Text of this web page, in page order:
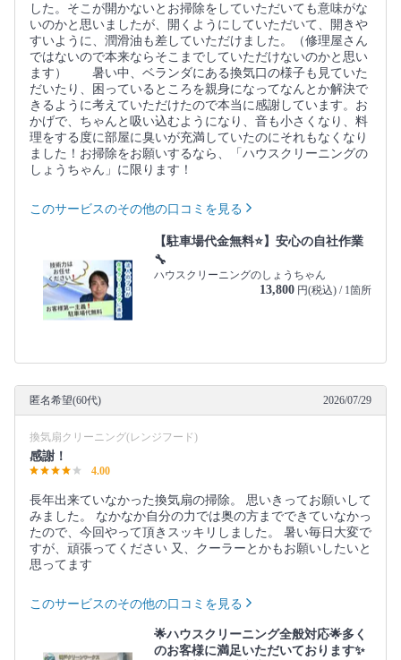
した。そこが開かないとお掃除をしていただいても意味がな
いのかと思いましたが、開くようにしていただいて、開きや
すいように、潤滑油も差していただけました。（修理屋さん
ではないので本来ならそこまでしていただけないのかと思い
ます） 暑い中、ベランダにある換気口の様子も見ていた
だいたり、困っているところを親身になってなんとか解決で
きるように考えていただけたので本当に感謝しています。お
かげで、ちゃんと吸い込むようになり、音も小さくなり、料
理をする度に部屋に臭いが充満していたのにそれもなくなり
ました！お掃除をお願いするなら、「ハウスクリーニングの
しょうちゃん」に限ります！
このサービスのその他の口コミを見る
【駐車場代金無料⭐️】安心の自社作業
🔧
ハウスクリーニングのしょうちゃん
13,800 円(税込) / 1箇所
匿名希望(60代) 2026/07/29
換気扇クリーニング(レンジフード)
感謝！
4.00
長年出来ていなかった換気扇の掃除。 思いきってお願いして
みました。 なかなか自分の力では奥の方までできていなかっ
たので、今回やって頂きスッキリしました。 暑い毎日大変で
すが、頑張ってください 又、クーラーとかもお願いしたいと
思ってます
このサービスのその他の口コミを見る
🌟ハウスクリーニング全般対応🌟多く
のお客様に満足いただいております✨